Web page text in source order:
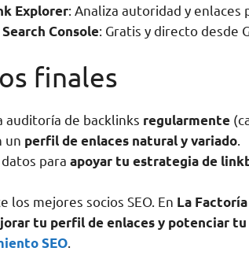
Explorer: Analiza autoridad y enlaces
Console: Gratis y directo desde
finales
auditoría de backlinks regularmente
un perfil de enlaces natural y variado
para apoyar tu estrategia de
los mejores socios SEO. En La
tu perfil de enlaces y potenciar
SEO